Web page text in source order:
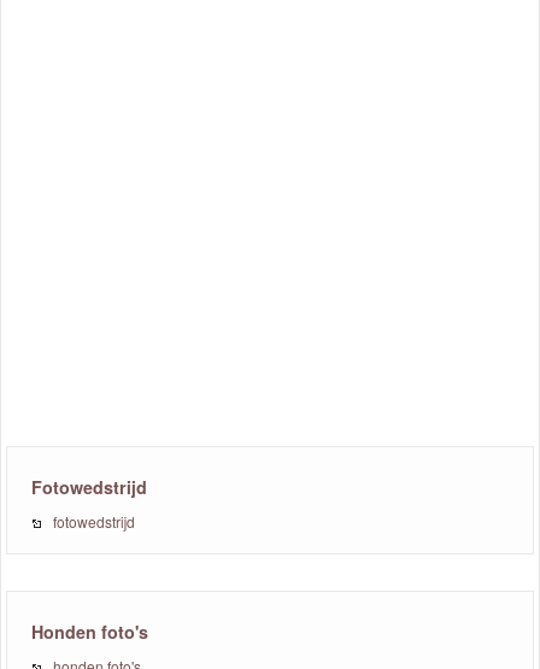
Fotowedstrijd
fotowedstrijd
Honden foto's